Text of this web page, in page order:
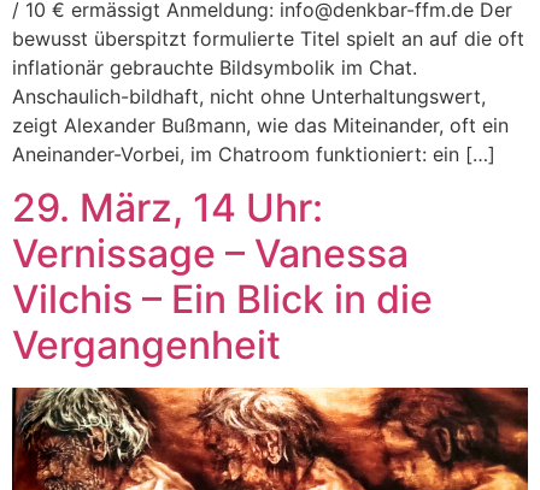
/ 10 € ermässigt Anmeldung: info@denkbar-ffm.de Der
bewusst überspitzt formulierte Titel spielt an auf die oft
inflationär gebrauchte Bildsymbolik im Chat.
Anschaulich-bildhaft, nicht ohne Unterhaltungswert,
zeigt Alexander Bußmann, wie das Miteinander, oft ein
Aneinander-Vorbei, im Chatroom funktioniert: ein […]
29. März, 14 Uhr:
Vernissage – Vanessa
Vilchis – Ein Blick in die
Vergangenheit